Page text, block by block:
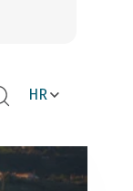
HR